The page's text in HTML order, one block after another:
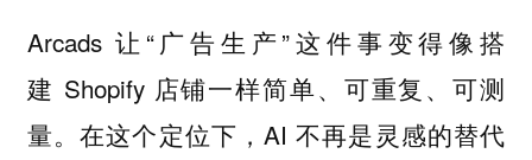
Arcads 让“广告生产”这件事变得像搭
建 Shopify 店铺一样简单、可重复、可测
量。在这个定位下，AI 不再是灵感的替代